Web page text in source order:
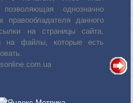
однозначно
правообладателя данного
на страницы сайта,
на файлы, которые есть